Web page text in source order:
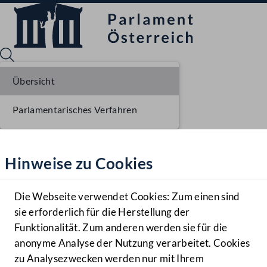
Hilfe
Benutzer
Navigationsmenü öffnen
MENÜ
Hinweise zu Cookies
Die Webseite verwendet Cookies: Zum einen sind
sie erforderlich für die Herstellung der
Funktionalität. Zum anderen werden sie für die
anonyme Analyse der Nutzung verarbeitet. Cookies
zu Analysezwecken werden nur mit Ihrem
Übersicht
Parlamentarisches Verfahren